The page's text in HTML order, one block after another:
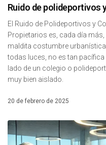
Ruido de polideportivos
El Ruido de Polideportivos y
Propietarios es, cada día
maldita costumbre
todas luces, no es tan
lado de un colegio o
muy bien aislado.
20 de febrero de 2025